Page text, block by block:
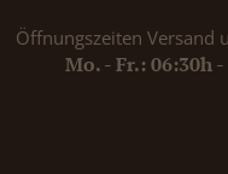
Öffnungszeiten Versand
Mo. - Fr.: 06:30h